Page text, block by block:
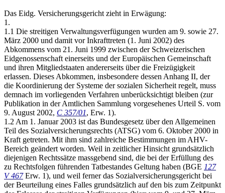
Das Eidg. Versicherungsgericht zieht in Erwägung:
1.
1.1 Die streitigen Verwaltungsverfügungen wurden am 9. sowie 27.
März 2000 und damit vor Inkrafttreten (1. Juni 2002) des
Abkommens vom 21. Juni 1999 zwischen der Schweizerischen
Eidgenossenschaft einerseits und der Europäischen Gemeinschaft
und ihren Mitgliedstaaten andererseits über die Freizügigkeit
erlassen. Dieses Abkommen, insbesondere dessen Anhang II, der
die Koordinierung der Systeme der sozialen Sicherheit regelt, muss
demnach im vorliegenden Verfahren unberücksichtigt bleiben (zur
Publikation in der Amtlichen Sammlung vorgesehenes Urteil S. vom
9. August 2002, C 357/01, Erw. 1).
1.2 Am 1. Januar 2003 ist das Bundesgesetz über den Allgemeinen
Teil des Sozialversicherungsrechts (ATSG) vom 6. Oktober 2000 in
Kraft getreten. Mit ihm sind zahlreiche Bestimmungen im AHV-
Bereich geändert worden. Weil in zeitlicher Hinsicht grundsätzlich
diejenigen Rechtssätze massgebend sind, die bei der Erfüllung des
zu Rechtsfolgen führenden Tatbestandes Geltung haben (BGE 127
V 467Erw. 1), und weil ferner das Sozialversicherungsgericht bei
der Beurteilung eines Falles grundsätzlich auf den bis zum Zeitpunkt